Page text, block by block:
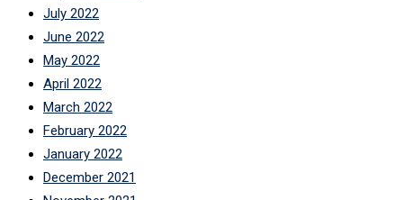
July 2022
June 2022
May 2022
April 2022
March 2022
February 2022
January 2022
December 2021